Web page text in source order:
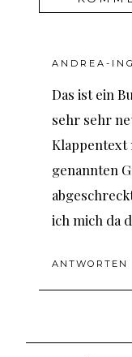
ANDREA-
Das ist ein
sehr sehr
Klappentext
genannten
ich mich da
ANTWORTEN